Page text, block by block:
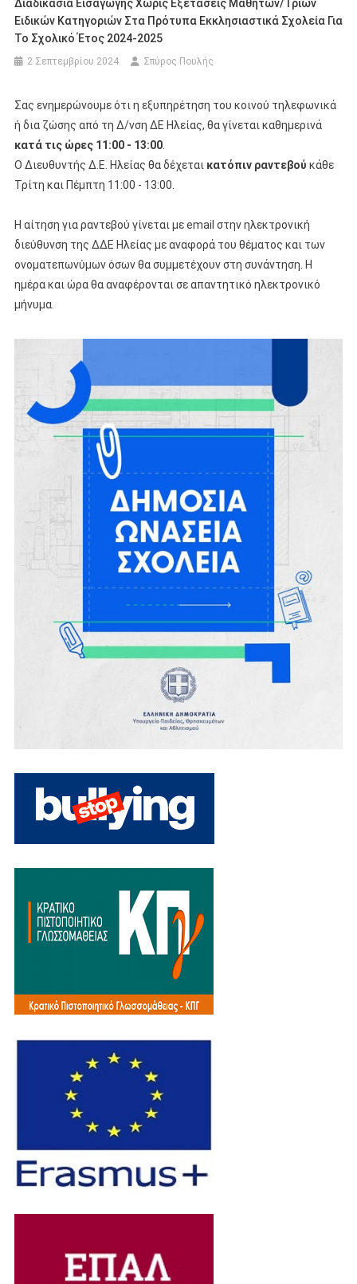
Διαδικασία Εισαγωγής Χωρίς Εξετάσεις Μαθητών/τριών
Ειδικών Κατηγοριών Στα Πρότυπα Εκκλησιαστικά Σχολεία Για
Το Σχολικό Έτος 2024-2025
2 Σεπτεμβρίου 2024 Σπύρος Πουλής
Σας ενημερώνουμε ότι η εξυπηρέτηση του κοινού τηλεφωνικά
ή δια ζώσης από τη Δ/νση ΔΕ Ηλείας, θα γίνεται καθημερινά
κατά τις ώρες 11:00 - 13:00.
Ο Διευθυντής Δ.Ε. Ηλείας θα δέχεται κατόπιν ραντεβού κάθε
Τρίτη και Πέμπτη 11:00 - 13:00.
Η αίτηση για ραντεβού γίνεται με email στην ηλεκτρονική
διεύθυνση της ΔΔΕ Ηλείας με αναφορά του θέματος και των
ονοματεπωνύμων όσων θα συμμετέχουν στη συνάντηση. Η
ημέρα και ώρα θα αναφέρονται σε απαντητικό ηλεκτρονικό
μήνυμα.